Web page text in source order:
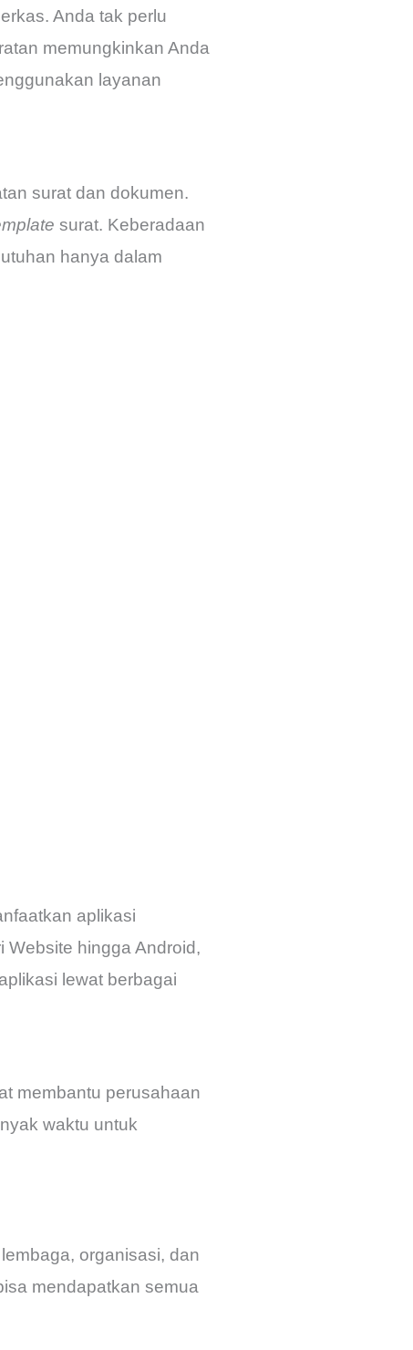
Anda tak perlu
memungkinkan Anda
layanan
surat dan dokumen.
surat. Keberadaan
hanya dalam
aplikasi
Website hingga Android,
lewat berbagai
membantu perusahaan
waktu untuk
organisasi, dan
mendapatkan semua